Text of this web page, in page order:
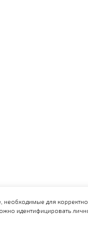
необходимые для
идентифицировать